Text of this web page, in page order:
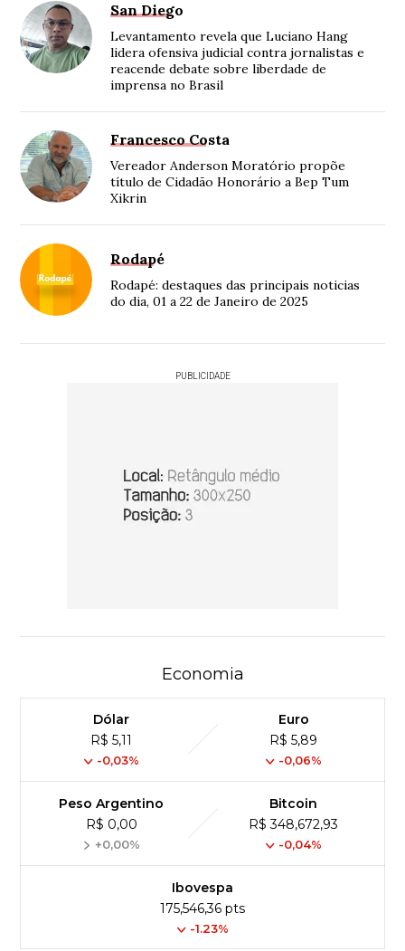
San Diego
Levantamento revela que Luciano Hang
lidera ofensiva judicial contra jornalistas e
reacende debate sobre liberdade de
imprensa no Brasil
Francesco Costa
Vereador Anderson Moratório propõe
título de Cidadão Honorário a Bep Tum
Xikrin
Rodapé
Rodapé: destaques das principais noticias
do dia, 01 a 22 de Janeiro de 2025
PUBLICIDADE
Economia
Dólar
R$ 5,11
-0,03%
Euro
R$ 5,89
-0,06%
Peso Argentino
R$ 0,00
+0,00%
Bitcoin
R$ 348,672,93
-0,04%
Ibovespa
175,546,36 pts
-1.23%